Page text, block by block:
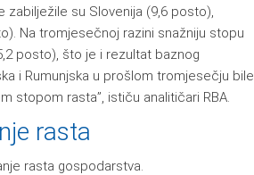
su Slovenija (9,6 posto),
Na tromjesečnoj razini snažniju stopu
posto), što je i rezultat baznog
i Rumunjska u prošlom tromjesečju bile
stopom rasta”, ističu analitičari RBA.
rasta
rasta gospodarstva.